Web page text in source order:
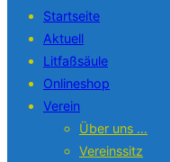
Startseite
Aktuell
Litfaßsäule
Onlineshop
Verein
Über uns …
Vereinssitz